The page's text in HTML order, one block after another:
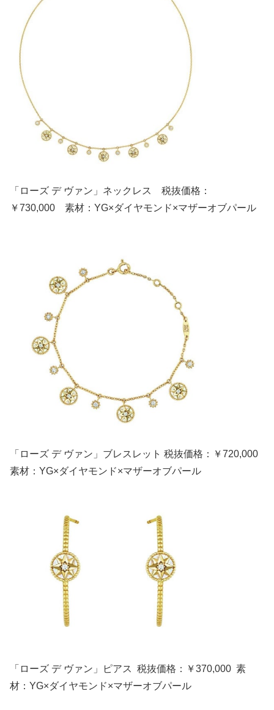
「ローズ デ ヴァン」ネックレス 税抜価格：
￥730,000 素材：YG×ダイヤモンド×マザーオブパール
「ローズ デ ヴァン」ブレスレット 税抜価格：￥720,000
素材：YG×ダイヤモンド×マザーオブパール
「ローズ デ ヴァン」ピアス 税抜価格：￥370,000 素
材：YG×ダイヤモンド×マザーオブパール